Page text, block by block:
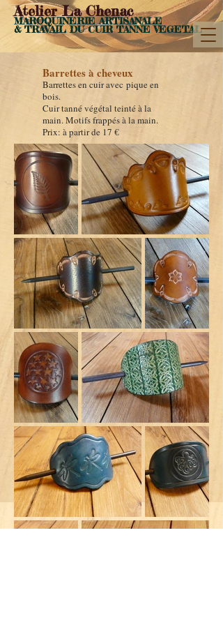
Atelier La Chenac
MAROQUINERIE ARTISANALE
& TRAVAIL DU CUIR TANNE VEGETAL
Barrettes à cheveux
Barrettesen cuir avec pique en
bois.
Cuir tanné végétal teinté à la
main. Motifs frappés à la main.
Prix: à partir de 17 €